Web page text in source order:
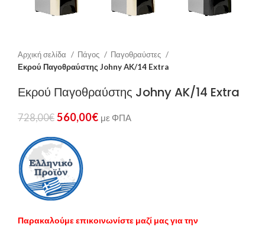
Αρχική σελίδα Πάγος
Παγοθραύστες
Εκρού Παγοθραύστης Johny AK/14 Extra
Εκρού Παγοθραύστης Johny AK/14 Extra
728,00€ 560,00€ με ΦΠΑ
Παρακαλούμε επικοινωνίστε μαζί μας για την